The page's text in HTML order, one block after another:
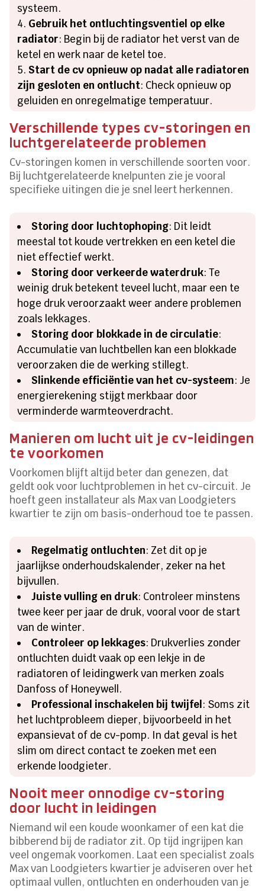
systeem.
Gebruik het ontluchtingsventiel op elke
radiator: Begin bij de radiator het verst van de
ketel en werk naar de ketel toe.
Start de cv opnieuw op nadat alle radiatoren
zijn gesloten en ontlucht: Check opnieuw op
geluiden en onregelmatige temperatuur.
Verschillende types cv-storingen en
luchtgerelateerde problemen
Cv-storingen komen in verschillende soorten voor.
Bij luchtgerelateerde knelpunten zie je vooral
specifieke uitingen die je snel leert herkennen.
Storing door luchtophoping: Dit leidt
meestal tot koude vertrekken en een ketel die
niet effectief werkt.
Storing door verkeerde waterdruk: Te
weinig druk betekent teveel lucht, maar een te
hoge druk veroorzaakt weer andere problemen
zoals lekkages.
Storing door blokkade in de circulatie:
Accumulatie van luchtbellen kan een blokkade
veroorzaken die de werking stillegt.
Slinkende efficiëntie van het cv-systeem: Je
energierekening stijgt merkbaar door
verminderde warmteoverdracht.
Manieren om lucht uit je cv-leidingen
te voorkomen
Voorkomen blijft altijd beter dan genezen, dat
geldt ook voor luchtproblemen in het cv-circuit. Je
hoeft geen installateur als Max van Loodgieters
kwartier te zijn om basis-onderhoud toe te passen.
Regelmatig ontluchten: Zet dit op je
jaarlijkse onderhoudskalender, zeker na het
bijvullen.
Juiste vulling en druk: Controleer minstens
twee keer per jaar de druk, vooral voor de start
van de winter.
Controleer op lekkages: Drukverlies zonder
ontluchten duidt vaak op een lekje in de
radiatoren of leidingwerk van merken zoals
Danfoss of Honeywell.
Professional inschakelen bij twijfel : Soms zit
het luchtprobleem dieper, bijvoorbeeld in het
expansievat of de cv-pomp. In dat geval is het
slim om direct contact te zoeken met een
erkende loodgieter.
Nooit meer onnodige cv-storing
door lucht in leidingen
Niemand wil een koude woonkamer of een kat die
bibberend bij de radiator zit. Op tijd ingrijpen kan
veel ongemak voorkomen. Laat een specialist zoals
Max van Loodgieters kwartier je adviseren over het
optimaal vullen, ontluchten en onderhouden van je